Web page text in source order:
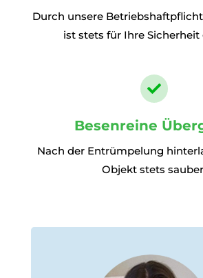
Durch unsere
ist stets für Ihre Sicherheit

Besenreine
Nach der Entrümpelung
Objekt stets